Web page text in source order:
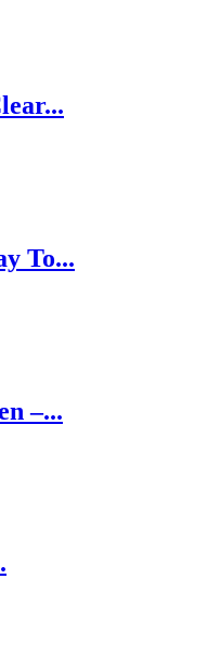
To...
‎–...